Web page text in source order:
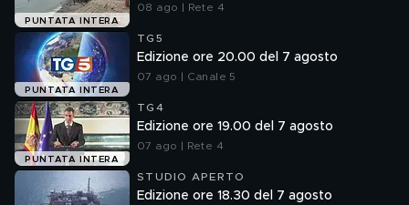
PUNTATA INTERA
08 ago | Rete 4
PUNTATA INTERA
TG5
Edizione ore 20.00 del 7 agosto
07 ago | Canale 5
PUNTATA INTERA
TG4
Edizione ore 19.00 del 7 agosto
07 ago | Rete 4
STUDIO APERTO
Edizione ore 18.30 del 7 agosto